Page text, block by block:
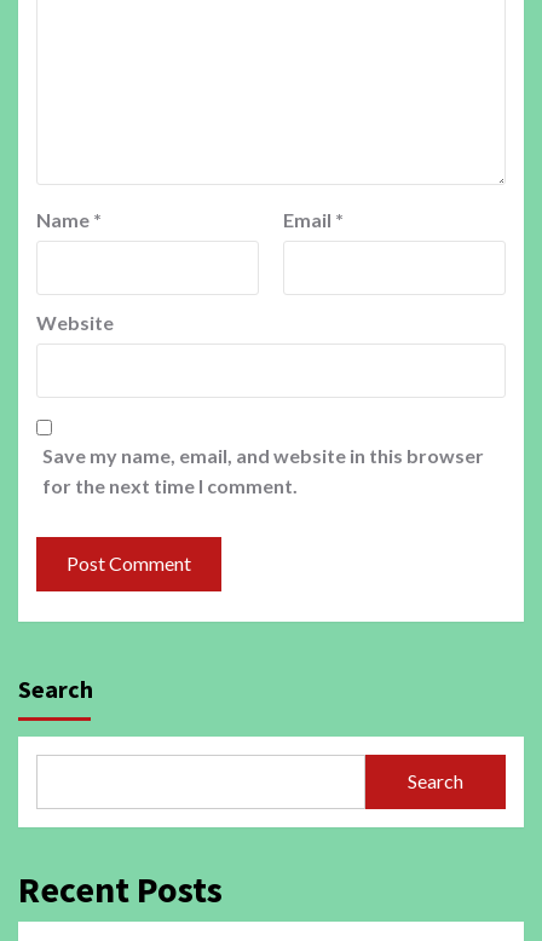
Name * Email *
Website
Save my name, email, and website in this browser
for the next time I comment.
Search
Search
Recent Posts